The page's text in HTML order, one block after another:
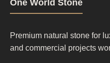
One World Stone
Premium natural stone for
and commercial projects